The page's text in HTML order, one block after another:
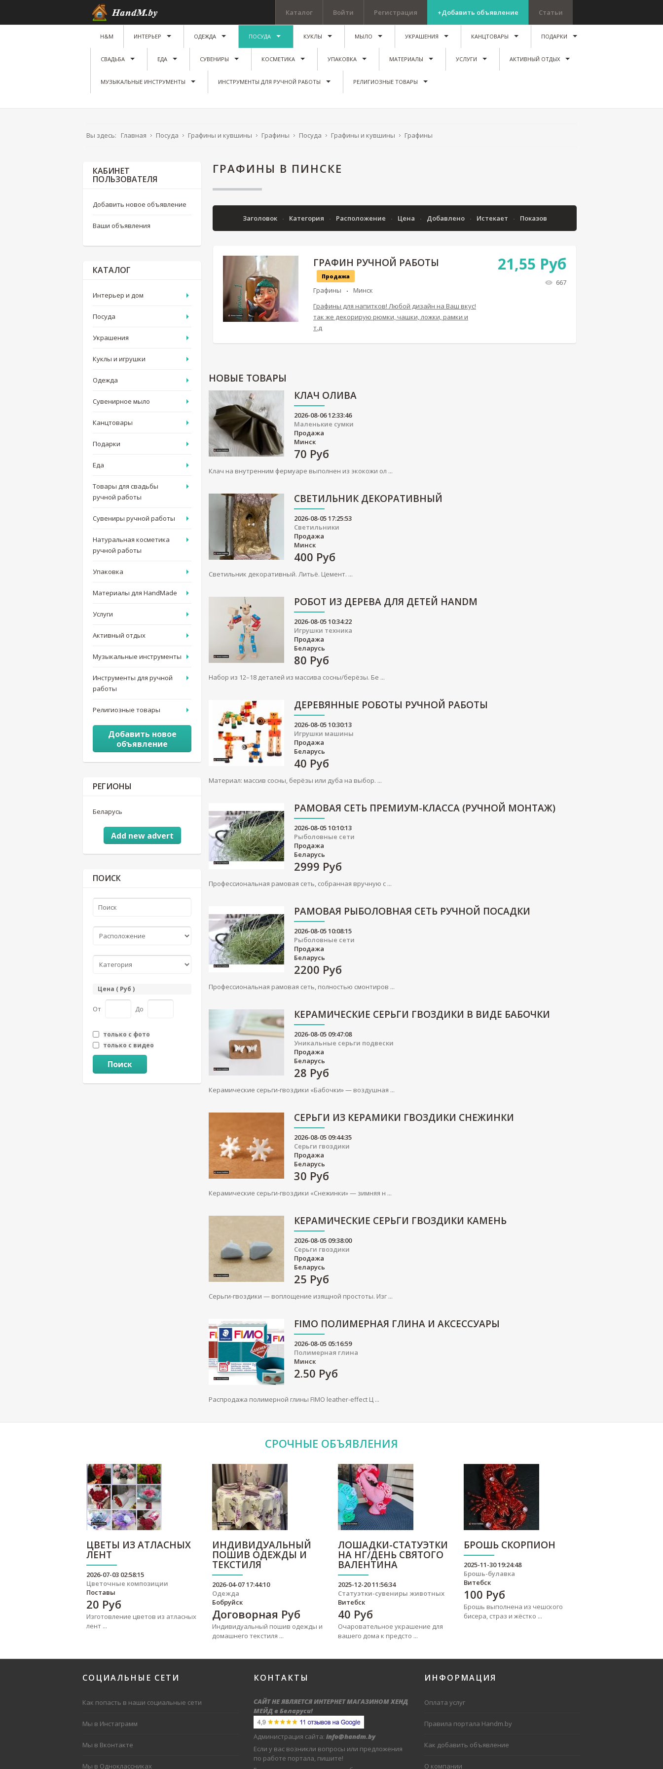
Каталог Войти Регистрация +Добавить объявление Статьи
H&M ИНТЕРЬЕР ОДЕЖДА ПОСУДА КУКЛЫ МЫЛО УКРАШЕНИЯ КАНЦТОВАРЫ ПОДАРКИ
СВАДЬБА ЕДА СУВЕНИРЫ КОСМЕТИКА УПАКОВКА МАТЕРИАЛЫ УСЛУГИ АКТИВНЫЙ ОТДЫХ
МУЗЫКАЛЬНЫЕ ИНСТРУМЕНТЫ ИНСТРУМЕНТЫ ДЛЯ РУЧНОЙ РАБОТЫ РЕЛИГИОЗНЫЕ ТОВАРЫ
Вы здесь: Главная Посуда Графины и кувшины Графины Посуда Графины и кувшины Графины
ГРАФИНЫ В ПИНСКЕ
Заголовок Категория Расположение Цена Добавлено Истекает Показов
ГРАФИН РУЧНОЙ РАБОТЫ
Продажа
Графины
Минск
Графины для напитков! Любой дизайн на Ваш вкус!
так же декорирую рюмки, чашки, ложки, рамки и
т.д
21,55 Руб
667
НОВЫЕ ТОВАРЫ
КЛАЧ ОЛИВА
2026-08-06 12:33:46
Маленькие сумки
Продажа
Минск
70 Руб
Клач на внутренним фермуаре выполнен из экокожи ол ...
СВЕТИЛЬНИК ДЕКОРАТИВНЫЙ
2026-08-05 17:25:53
Светильники
Продажа
Минск
400 Руб
Светильник декоративный. Литьё. Цемент. ...
РОБОТ ИЗ ДЕРЕВА ДЛЯ ДЕТЕЙ HANDM
2026-08-05 10:34:22
Игрушки техника
Продажа
Беларусь
80 Руб
Набор из 12–18 деталей из массива сосны/берёзы. Бе ...
ДЕРЕВЯННЫЕ РОБОТЫ РУЧНОЙ РАБОТЫ
2026-08-05 10:30:13
Игрушки машины
Продажа
Беларусь
40 Руб
Материал: массив сосны, берёзы или дуба на выбор. ...
РАМОВАЯ СЕТЬ ПРЕМИУМ-КЛАССА (РУЧНОЙ МОНТАЖ)
2026-08-05 10:10:13
Рыболовные сети
Продажа
Беларусь
2999 Руб
Профессиональная рамовая сеть, собранная вручную с ...
РАМОВАЯ РЫБОЛОВНАЯ СЕТЬ РУЧНОЙ ПОСАДКИ
2026-08-05 10:08:15
Рыболовные сети
Продажа
Беларусь
2200 Руб
Профессиональная рамовая сеть, полностью смонтиров ...
КЕРАМИЧЕСКИЕ СЕРЬГИ ГВОЗДИКИ В ВИДЕ БАБОЧКИ
2026-08-05 09:47:08
Уникальные серьги подвески
Продажа
Беларусь
28 Руб
Керамические серьги-гвоздики «Бабочки» — воздушная ...
СЕРЬГИ ИЗ КЕРАМИКИ ГВОЗДИКИ СНЕЖИНКИ
2026-08-05 09:44:35
Серьги гвоздики
Продажа
Беларусь
30 Руб
Керамические серьги-гвоздики «Снежинки» — зимняя н ...
КЕРАМИЧЕСКИЕ СЕРЬГИ ГВОЗДИКИ КАМЕНЬ
2026-08-05 09:38:00
Серьги гвоздики
Продажа
Беларусь
25 Руб
Серьги-гвоздики — воплощение изящной простоты. Изг ...
FIMO ПОЛИМЕРНАЯ ГЛИНА И АКСЕССУАРЫ
2026-08-05 05:16:59
Полимерная глина
Минск
2.50 Руб
Распродажа полимерной глины FIMO leather-effect Ц ...
КАБИНЕТ
ПОЛЬЗОВАТЕЛЯ
Добавить новое объявление
Ваши объявления
КАТАЛОГ
Интерьер и дом
Посуда
Украшения
Куклы и игрушки
Одежда
Сувенирное мыло
Канцтовары
Подарки
Еда
Товары для свадьбы
ручной работы
Сувениры ручной работы
Натуральная косметика
ручной работы
Упаковка
Материалы для HandMade
Услуги
Активный отдых
Музыкальные инструменты
Инструменты для ручной
работы
Религиозные товары
Добавить новое
объявление
РЕГИОНЫ
Беларусь
Add new advert
ПОИСК
Цена ( Руб )
От До
только с фото
только с видео
Поиск
СРОЧНЫЕ ОБЪЯВЛЕНИЯ
ЦВЕТЫ ИЗ АТЛАСНЫХ
ЛЕНТ
2026-07-03 02:58:15
Цветочные композиции
Поставы
20 Руб
Изготовление цветов из атласных
лент ...
ИНДИВИДУАЛЬНЫЙ
ПОШИВ ОДЕЖДЫ И
ТЕКСТИЛЯ
2026-04-07 17:44:10
Одежда
Бобруйск
Договорная Руб
Индивидуальный пошив одежды и
домашнего текстиля ...
ЛОШАДКИ-СТАТУЭТКИ
НА НГ/ДЕНЬ СВЯТОГО
ВАЛЕНТИНА
2025-12-20 11:56:34
Статуэтки-сувениры животных
Витебск
40 Руб
Очаровательное украшение для
вашего дома к предсто ...
БРОШЬ СКОРПИОН
2025-11-30 19:24:48
Брошь-булавка
Витебск
100 Руб
Брошь выполнена из чешского
бисера, страз и жёстко ...
СОЦИАЛЬНЫЕ СЕТИ
Как попасть в наши социальные сети
Мы в Инстаграмм
Мы в Вконтакте
Мы в Одноклассниках
КОНТАКТЫ
САЙТ НЕ ЯВЛЯЕТСЯ ИНТЕРНЕТ МАГАЗИНОМ ХЕНД
МЕЙД в Беларуси!
Администрация сайта: info@handm.by
Если у вас возникли вопросы или предложения
по работе портала, пишите!
ИНФОРМАЦИЯ
Оплата услуг
Правила портала Handm.by
Как добавить объявление
О компании